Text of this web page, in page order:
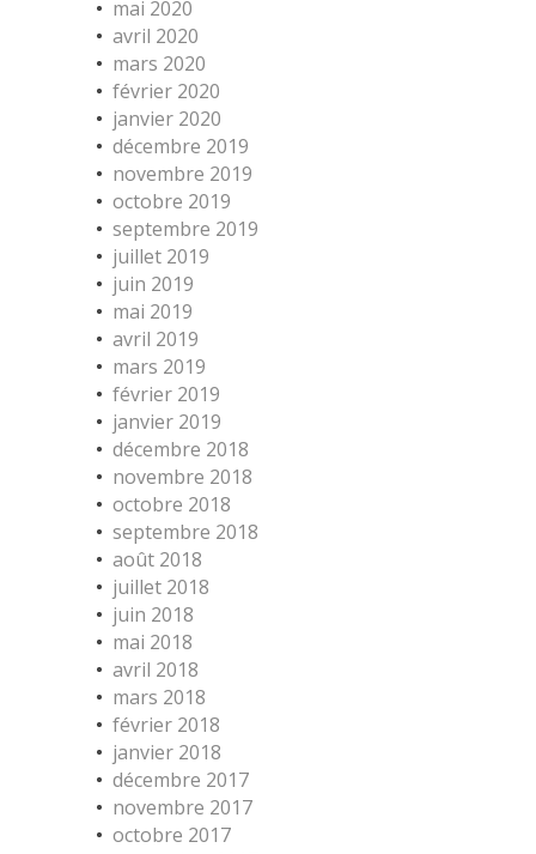
mai 2020
avril 2020
mars 2020
février 2020
janvier 2020
décembre 2019
novembre 2019
octobre 2019
septembre 2019
juillet 2019
juin 2019
mai 2019
avril 2019
mars 2019
février 2019
janvier 2019
décembre 2018
novembre 2018
octobre 2018
septembre 2018
août 2018
juillet 2018
juin 2018
mai 2018
avril 2018
mars 2018
février 2018
janvier 2018
décembre 2017
novembre 2017
octobre 2017